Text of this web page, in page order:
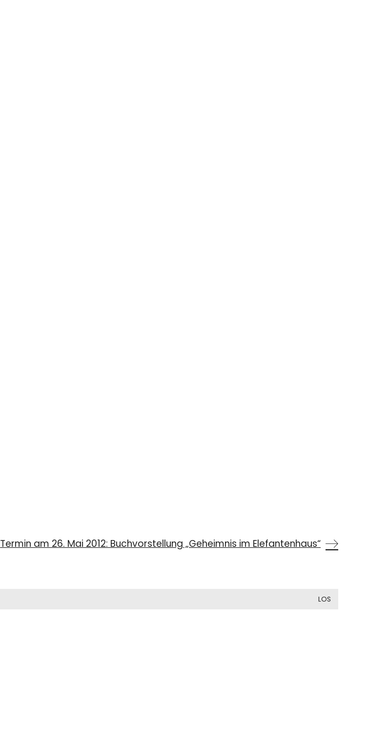
Termin am 26. Mai 2012: Buchvorstellung „Geheimnis im Elefantenhaus“